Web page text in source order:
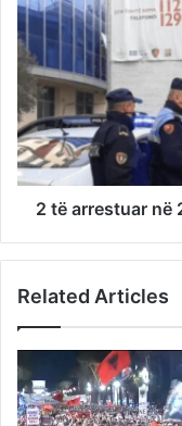
2 të arrestuar në
Related Articles